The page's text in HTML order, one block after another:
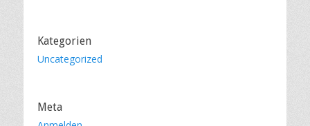
Kategorien
Uncategorized
Meta